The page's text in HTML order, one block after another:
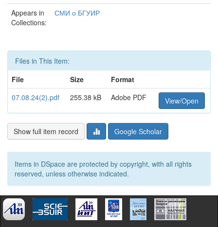
Appears in
Collections:
СМИ о БГУИР
Files in This Item:
File
Size
Format
07.08.24(2).pdf
255.38 kB Adobe PDF View/Open
Show full item record Google Scholar
Items in DSpace are protected by copyright, with all rights
reserved, unless otherwise indicated.